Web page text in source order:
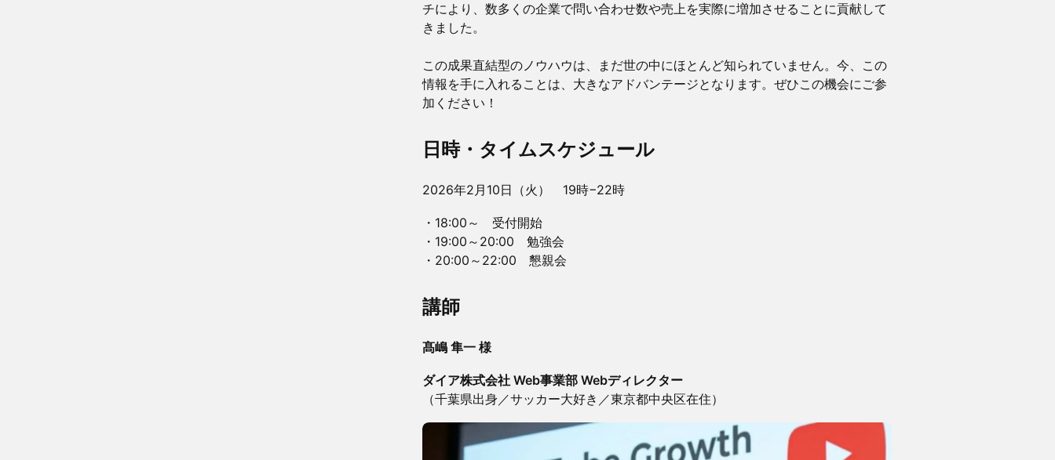
チにより、数多くの企業で問い合わせ数や売上を実際に増加させることに貢献して
きました。
この成果直結型のノウハウは、まだ世の中にほとんど知られていません。今、この
情報を手に入れることは、大きなアドバンテージとなります。ぜひこの機会にご参
加ください！
​​​​日時・タイムスケジュール
​​​​2026年2月10日（火） 19時−22時
​​​​・18:00～ 受付開始
・19:00～20:00 勉強会
・20:00～22:00 懇親会
​​講師
髙嶋 隼一 様
ダイア株式会社 Web事業部 Webディレクター
（千葉県出身／サッカー大好き／東京都中央区在住）